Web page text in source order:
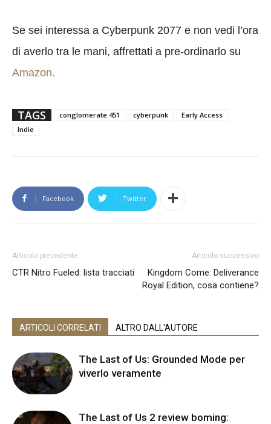
Se sei interessa a Cyberpunk 2077 e non vedi l’ora
di averlo tra le mani, affrettati a pre-ordinarlo su
Amazon.
TAGS conglomerate 451 cyberpunk
Early Access
Indie
Facebook Twitter
Articolo precedente
CTR Nitro Fueled: lista tracciati
Articolo successivo
Kingdom Come: Deliverance
Royal Edition, cosa contiene?
ARTICOLI CORRELATI ALTRO DALL'AUTORE
The Last of Us: Grounded Mode per
viverlo veramente
The Last of Us 2 review boming: